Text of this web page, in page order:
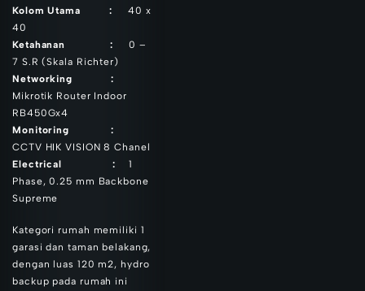
Kolom Utama :40 x
40
Ketahanan :
0 –
7 S.R (Skala Richter)
Networking :
Mikrotik Router Indoor
RB450Gx4
Monitoring :
CCTV HIK VISION 8 Chanel
Electrical : 1
Phase, 0.25 mm Backbone
Supreme
Kategori rumah memiliki 1
garasi dan taman belakang,
dengan luas 120 m2, hydro
backup pada rumah ini